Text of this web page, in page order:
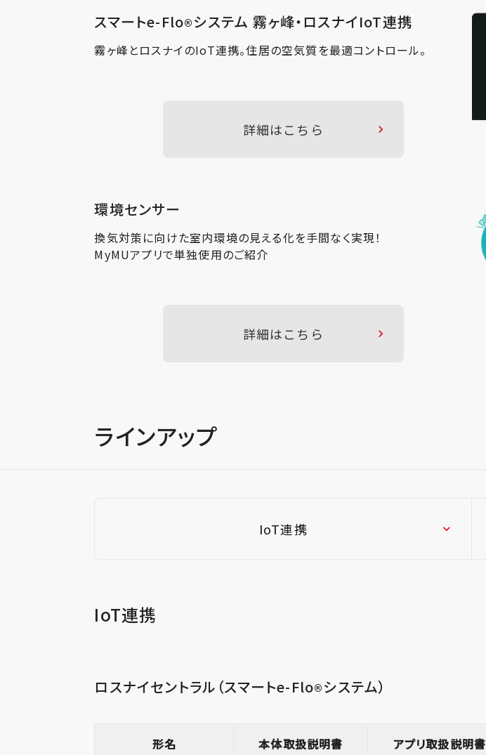
スマートe-Flo®システム 霧ヶ峰・ロスナイIoT連携
霧ヶ峰とロスナイのIoT連携。住居の空気質を最適コントロール。
詳細はこちら
環境センサー
換気対策に向けた室内環境の見える化を手間なく実現！
MyMUアプリで単独使用のご紹介
詳細はこちら
ラインアップ
IoT連携
IoT連携
ロスナイセントラル（スマートe-Flo®システム）
形名 本体取扱説明書 アプリ取扱説明書